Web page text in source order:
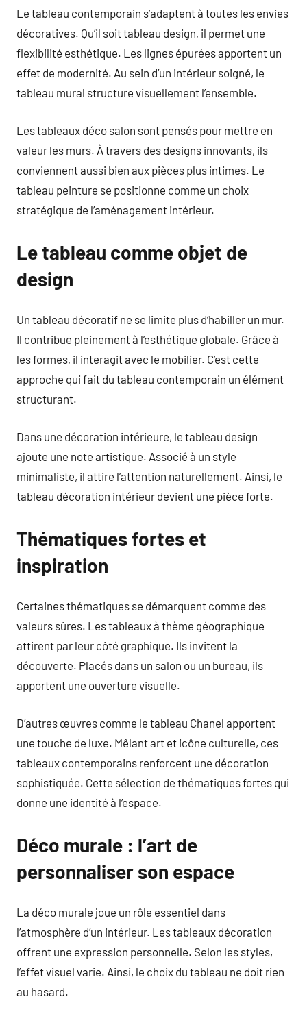
Le tableau contemporain s’adaptent à toutes les envies
décoratives. Qu’il soit tableau design, il permet une
flexibilité esthétique. Les lignes épurées apportent un
effet de modernité. Au sein d’un intérieur soigné, le
tableau mural structure visuellement l’ensemble.
Les tableaux déco salon sont pensés pour mettre en
valeur les murs. À travers des designs innovants, ils
conviennent aussi bien aux pièces plus intimes. Le
tableau peinture se positionne comme un choix
stratégique de l’aménagement intérieur.
Le tableau comme objet de
design
Un tableau décoratif ne se limite plus d’habiller un mur.
Il contribue pleinement à l’esthétique globale. Grâce à
les formes, il interagit avec le mobilier. C’est cette
approche qui fait du tableau contemporain un élément
structurant.
Dans une décoration intérieure, le tableau design
ajoute une note artistique. Associé à un style
minimaliste, il attire l’attention naturellement. Ainsi, le
tableau décoration intérieur devient une pièce forte.
Thématiques fortes et
inspiration
Certaines thématiques se démarquent comme des
valeurs sûres. Les tableaux à thème géographique
attirent par leur côté graphique. Ils invitent la
découverte. Placés dans un salon ou un bureau, ils
apportent une ouverture visuelle.
D’autres œuvres comme le tableau Chanel apportent
une touche de luxe. Mêlant art et icône culturelle, ces
tableaux contemporains renforcent une décoration
sophistiquée. Cette sélection de thématiques fortes qui
donne une identité à l’espace.
Déco murale : l’art de
personnaliser son espace
La déco murale joue un rôle essentiel dans
l’atmosphère d’un intérieur. Les tableaux décoration
offrent une expression personnelle. Selon les styles,
l’effet visuel varie. Ainsi, le choix du tableau ne doit rien
au hasard.